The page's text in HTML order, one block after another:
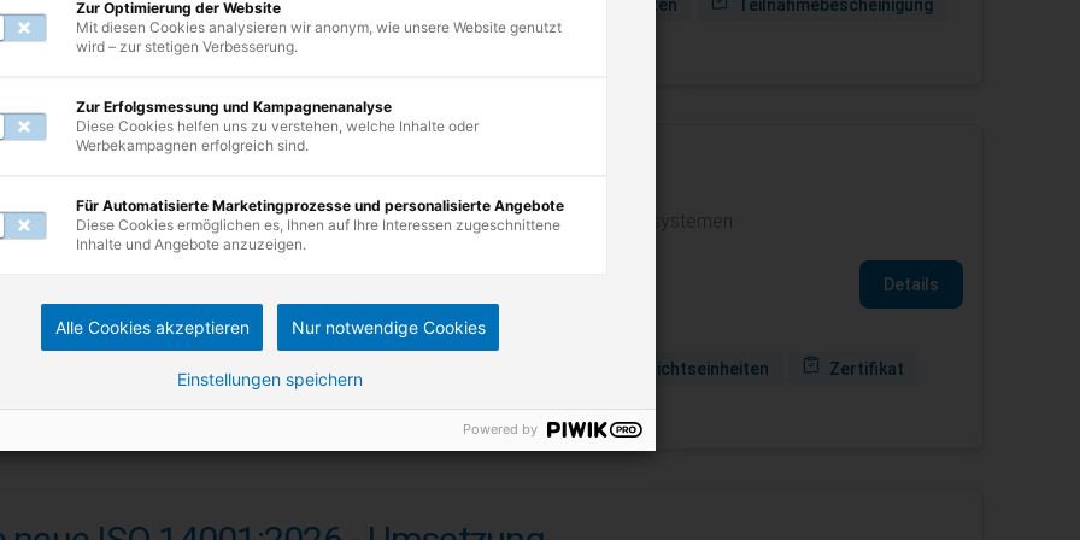
E-Learning Jederzeit verfügbar 8 Unterrichtseinheiten
Teilnahmebescheinigung
Lehrgang zum Aufbau von CSR- und Nachhaltigkeitsmanagementsystemen.
(zzgl. MwSt.) Bruttopreis (inkl. MwSt.)
Details
Blended Learning 34 Unterrichtseinheiten
Zertifikat
Garantie­termine vorhanden
Zur Optimierung der Website
Mit diesen Cookies analysieren wir anonym, wie unsere Website genutzt
wird – zur stetigen Verbesserung.
Zur Erfolgsmessung und Kampagnenanalyse
Diese Cookies helfen uns zu verstehen, welche Inhalte oder
Werbekampagnen erfolgreich sind.
Für Automatisierte Marketingprozesse und personalisierte Angebote
Diese Cookies ermöglichen es, Ihnen auf Ihre Interessen zugeschnittene
Inhalte und Angebote anzuzeigen.
Alle Cookies akzeptieren Nur notwendige Cookies
Einstellungen speichern
Powered by